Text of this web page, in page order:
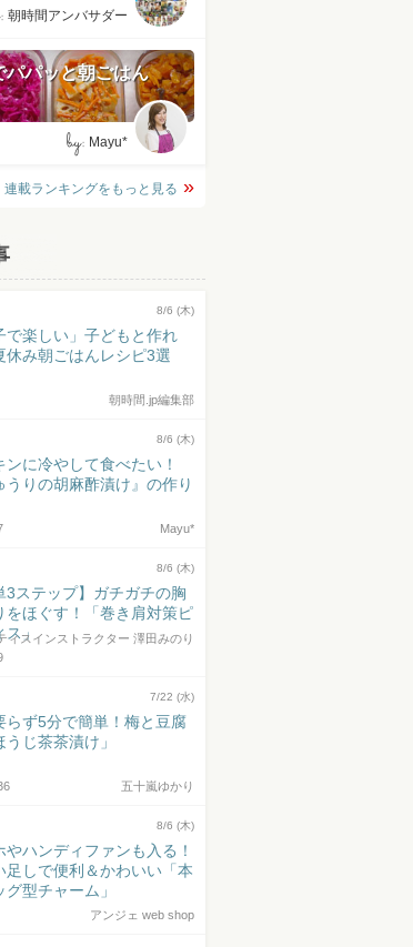
朝時間アンバサダー
パパッと朝ごはん
by: Mayu*
連載ランキングをもっと見る
8/6 (木)
で楽しい」子どもと作れ
休み朝ごはんレシピ3選
朝時間.jp編集部
8/6 (木)
ンに冷やして食べたい！
うりの胡麻酢漬け』の作り
Mayu*
8/6 (木)
3ステップ】ガチガチの胸
をほぐす！「巻き肩対策ピ
」
ィスインストラクター 澤田みのり
7/22 (水)
らず5分で簡単！梅と豆腐
うじ茶茶漬け」
五十嵐ゆかり
8/6 (木)
やハンディファンも入る！
足しで便利＆かわいい「本
グ型チャーム」
アンジェ web shop